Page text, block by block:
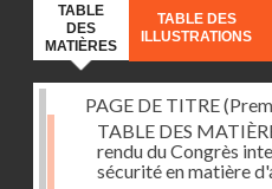
TABLE
DES
MATIÈRES
TABLE DES
ILLUSTRATIONS
PAGE DE TITRE
TABLE DES
rendu du Congrès
sécurité en matière